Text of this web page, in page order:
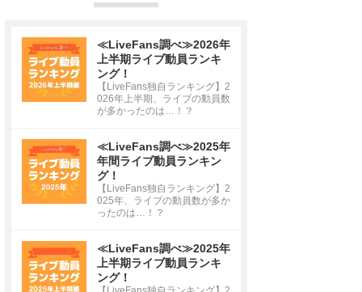
≪LiveFans調べ≫2026年
上半期ライブ動員ランキ
ング！
【LiveFans独自ランキング】2
026年上半期、ライブの動員数
が多かったのは…！？
≪LiveFans調べ≫2025年
年間ライブ動員ランキン
グ！
【LiveFans独自ランキング】2
025年、ライブの動員数が多か
ったのは…！？
≪LiveFans調べ≫2025年
上半期ライブ動員ランキ
ング！